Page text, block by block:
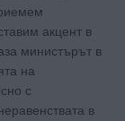
акцент в
министърът в
на
с
в